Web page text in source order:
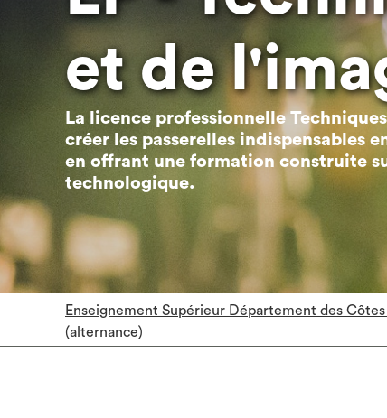
et de
La licence professionnelle
créer les passerelles indispensables
en offrant une formation construite
technologique.
Enseignement Supérieur Département des
(alternance)